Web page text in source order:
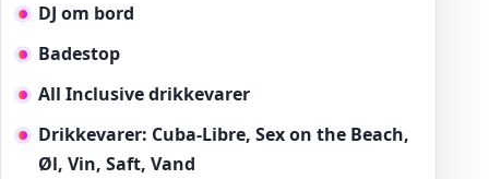
DJ om bord
Badestop
All Inclusive drikkevarer
Drikkevarer: Cuba-Libre, Sex on the Beach,
Øl, Vin, Saft, Vand